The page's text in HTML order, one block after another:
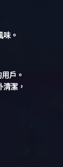
。
戶。
潔，